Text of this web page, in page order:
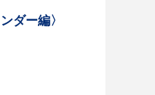
ダー編〉